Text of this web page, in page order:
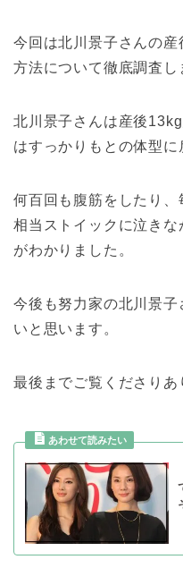
今回は北川景子さんの
方法について徹底調査し
北川景子さんは産後
はすっかりもとの体型に
何百回も腹筋をしたり、
相当ストイックに泣きな
がわかりました。
今後も努力家の北川景
いと思います。
最後までご覧くださりあ